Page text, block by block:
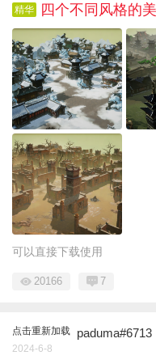
精华 四个不同风格的
可以直接下载使用
20166 7
点击重新加载 paduma#6713
2024-6-8